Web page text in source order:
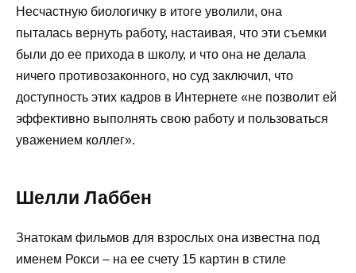
Несчастную биологичку в итоге уволили, она
пыталась вернуть работу, настаивая, что эти съемки
были до ее прихода в школу, и что она не делала
ничего противозаконного, но суд заключил, что
доступность этих кадров в Интернете «не позволит ей
эффективно выполнять свою работу и пользоваться
уважением коллег».
Шелли Лаббен
Знатокам фильмов для взрослых она известна под
именем Рокси – на ее счету 15 картин в стиле